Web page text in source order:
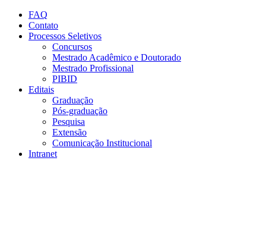
Conteúdo principal
FAQ
Contato
Processos Seletivos
Concursos
Mestrado Acadêmico e Doutorado
Mestrado Profissional
PIBID
Editais
Graduação
Pós-graduação
Pesquisa
Extensão
Comunicação Institucional
Intranet